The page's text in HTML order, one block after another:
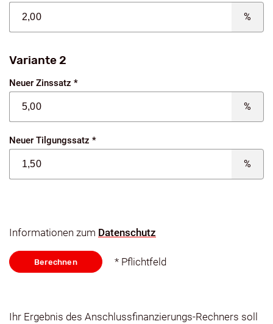
%
Variante 2
Neuer Zinssatz *
%
Neuer Tilgungssatz *
%
Informationen zum Datenschutz
* Pflichtfeld
Ihr Ergebnis des Anschlussfinanzierungs-Rechners soll